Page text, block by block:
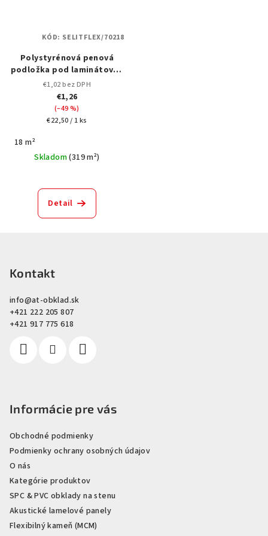
Polystyrénová penová
podložka pod laminátové /
drevené podlahy -
SELITFLEX® AquaStop /
Thermo (SELIT)
€1,02 bez DPH
€1,26
(–49 %)
Jednotková
€22,50 / 1 ks
18 m²
Skladom(319 m²)
Detail
KÓD: SELITFLEX/70218
Kontakt
info@at-obklad.sk
+421 222 205 807
+421 917 775 618
Informácie pre vás
Obchodné podmienky
Podmienky ochrany osobných údajov
O nás
Kategórie produktov
SPC & PVC obklady na stenu
Akustické lamelové panely
Flexibilný kameň (MCM)